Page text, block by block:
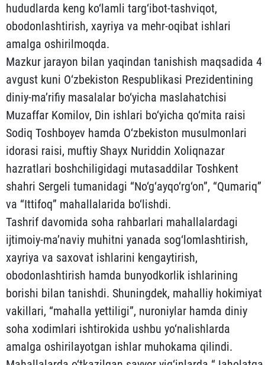
hududlarda keng ko‘lamli targ‘ibot-tashviqot,
obodonlashtirish, xayriya va mehr-oqibat ishlari
amalga oshirilmoqda.
Mazkur jarayon bilan yaqindan tanishish maqsadida 4
avgust kuni O‘zbekiston Respublikasi Prezidentining
diniy-ma’rifiy masalalar bo‘yicha maslahatchisi
Muzaffar Komilov, Din ishlari bo‘yicha qo‘mita raisi
Sodiq Toshboyev hamda O‘zbekiston musulmonlari
idorasi raisi, muftiy Shayx Nuriddin Xoliqnazar
hazratlari boshchiligidagi mutasaddilar Toshkent
shahri Sergeli tumanidagi “No‘g‘ayqo‘rg‘on”, “Qumariq”
va “Ittifoq” mahallalarida bo‘lishdi.
Tashrif davomida soha rahbarlari mahallalardagi
ijtimoiy-ma’naviy muhitni yanada sog‘lomlashtirish,
xayriya va saxovat ishlarini kengaytirish,
obodonlashtirish hamda bunyodkorlik ishlarining
borishi bilan tanishdi. Shuningdek, mahalliy hokimiyat
vakillari, “mahalla yettiligi”, nuroniylar hamda diniy
soha xodimlari ishtirokida ushbu yo‘nalishlarda
amalga oshirilayotgan ishlar muhokama qilindi.